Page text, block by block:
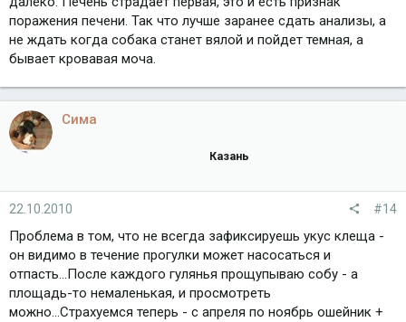
поражения печени. Так что лучше заранее сдать анализы, а
не ждать когда собака станет вялой и пойдет темная, а
бывает кровавая моча.
Сима
Казань
22.10.2010 #14
Проблема в том, что не всегда зафиксируешь укус клеща -
он видимо в течение прогулки может насосаться и
отпасть...После каждого гулянья прощупываю собу - а
площадь-то немаленькая, и просмотреть
можно...Страхуемся теперь - с апреля по ноябрь ошейник +